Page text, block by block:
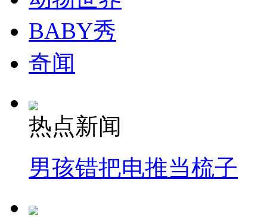
BABY秀
奇闻
热点新闻
男孩错把电推当梳子